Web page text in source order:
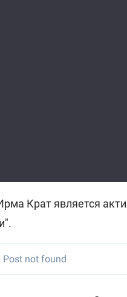
Крат является